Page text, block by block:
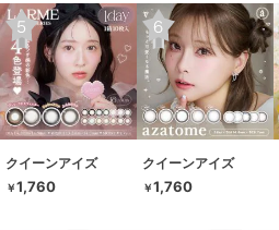
クイーンアイズ
￥1,760
クイーンアイズ
￥1,760